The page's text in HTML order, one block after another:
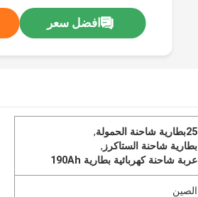
افضل سعر
25بطارية شاحنة الحمولة
,
بطارية شاحنة الستاكرز ,
عربة شاحنة كهربائية بطارية 190Ah
الصين